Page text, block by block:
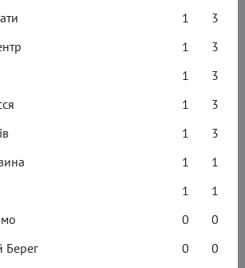
1
3
1
3
1
3
1
3
1
3
1
1
1
1
0
0
Берег 0
0